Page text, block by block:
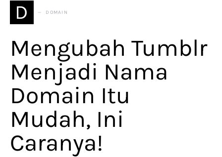
D DOMAIN
Mengubah Tumblr
Menjadi Nama
Domain Itu
Mudah, Ini
Caranya!